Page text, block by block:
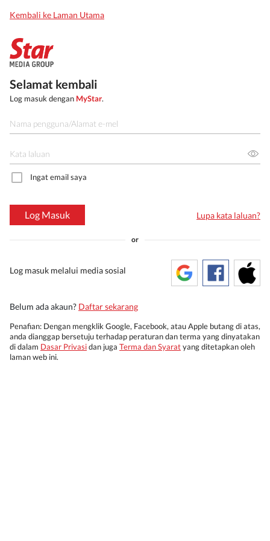
Kembali ke Laman Utama
Selamat kembali
Log masuk dengan MyStar.
Ingat email saya
Log Masuk Lupa kata laluan?
or
Log masuk melalui media sosial
Belum ada akaun? Daftar sekarang
Penafian: Dengan mengklik Google, Facebook, atau Apple butang di atas,
anda dianggap bersetuju terhadap peraturan dan terma yang dinyatakan
di dalam Dasar Privasidan juga Terma dan Syaratyang ditetapkan oleh
laman web ini.